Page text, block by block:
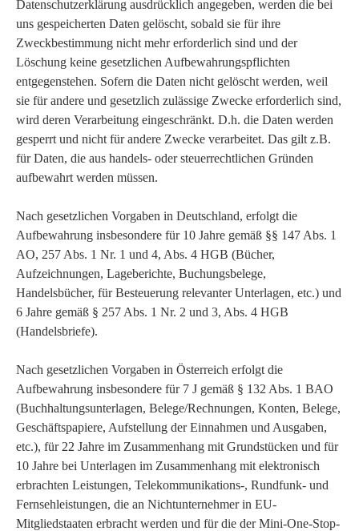
Datenschutzerklärung ausdrücklich angegeben, werden die bei
uns gespeicherten Daten gelöscht, sobald sie für ihre
Zweckbestimmung nicht mehr erforderlich sind und der
Löschung keine gesetzlichen Aufbewahrungspflichten
entgegenstehen. Sofern die Daten nicht gelöscht werden, weil
sie für andere und gesetzlich zulässige Zwecke erforderlich sind,
wird deren Verarbeitung eingeschränkt. D.h. die Daten werden
gesperrt und nicht für andere Zwecke verarbeitet. Das gilt z.B.
für Daten, die aus handels- oder steuerrechtlichen Gründen
aufbewahrt werden müssen.
Nach gesetzlichen Vorgaben in Deutschland, erfolgt die
Aufbewahrung insbesondere für 10 Jahre gemäß §§ 147 Abs. 1
AO, 257 Abs. 1 Nr. 1 und 4, Abs. 4 HGB (Bücher,
Aufzeichnungen, Lageberichte, Buchungsbelege,
Handelsbücher, für Besteuerung relevanter Unterlagen, etc.) und
6 Jahre gemäß § 257 Abs. 1 Nr. 2 und 3, Abs. 4 HGB
(Handelsbriefe).
Nach gesetzlichen Vorgaben in Österreich erfolgt die
Aufbewahrung insbesondere für 7 J gemäß § 132 Abs. 1 BAO
(Buchhaltungsunterlagen, Belege/Rechnungen, Konten, Belege,
Geschäftspapiere, Aufstellung der Einnahmen und Ausgaben,
etc.), für 22 Jahre im Zusammenhang mit Grundstücken und für
10 Jahre bei Unterlagen im Zusammenhang mit elektronisch
erbrachten Leistungen, Telekommunikations-, Rundfunk- und
Fernsehleistungen, die an Nichtunternehmer in EU-
Mitgliedstaaten erbracht werden und für die der Mini-One-Stop-